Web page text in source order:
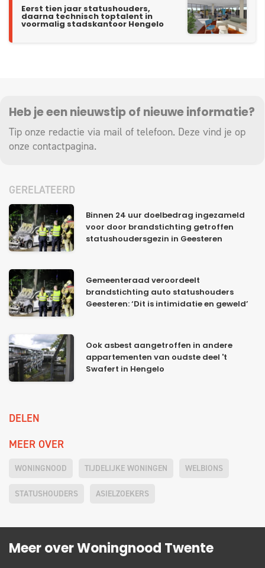
Eerst tien jaar statushouders,
daarna technisch toptalent in
voormalig stadskantoor Hengelo
Heb je een nieuwstip of nieuwe informatie?
Tip onze redactie via mail of telefoon. Deze vind je op
onze contactpagina.
GERELATEERD
Binnen 24 uur doelbedrag ingezameld
voor door brandstichting getroffen
statushoudersgezin in Geesteren
Gemeenteraad veroordeelt
brandstichting auto statushouders
Geesteren: ‘Dit is intimidatie en geweld’
Ook asbest aangetroffen in andere
appartementen van oudste deel 't
Swafert in Hengelo
DELEN
MEER OVER
WONINGNOOD TIJDELIJKE WONINGEN WELBIONS
STATUSHOUDERS ASIELZOEKERS
Meer over Woningnood Twente